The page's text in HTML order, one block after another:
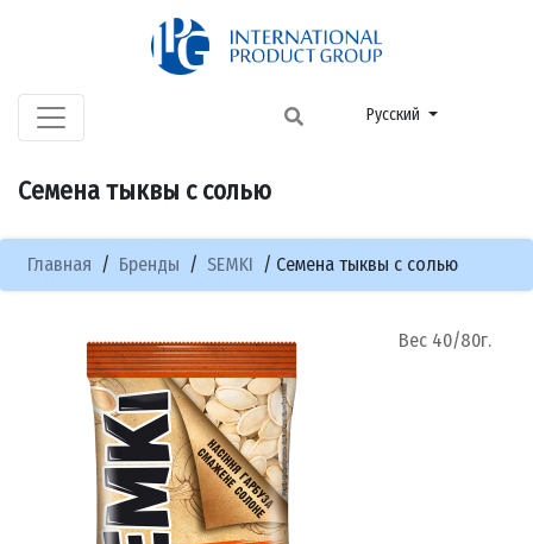
Русский
Семена тыквы с солью
Главная / Бренды / SEMKI / Семена тыквы с солью
Вес 40/80г.